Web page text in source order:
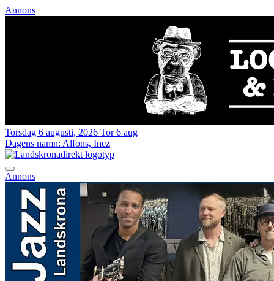
Annons
Torsdag 6 augusti, 2026 Tor 6 aug
Dagens namn: Alfons, Inez
Annons